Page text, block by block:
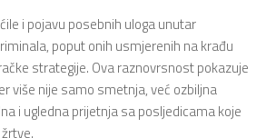
i pojavu posebnih uloga unutar
poput onih usmjerenih na krađu
strategije. Ova raznovrsnost pokazuje
više nije samo smetnja, već ozbiljna
i ugledna prijetnja sa posljedicama koje